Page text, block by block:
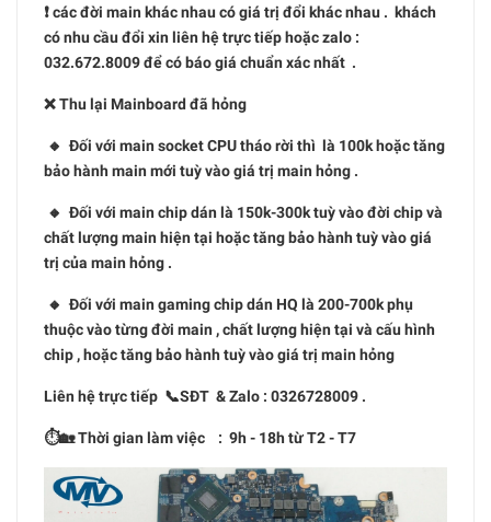
❗️ các đời main khác nhau có giá trị đổi khác nhau . khách
có nhu cầu đổi xin liên hệ trực tiếp hoặc zalo :
032.672.8009 để có báo giá chuẩn xác nhất .
❌ Thu lại Mainboard đã hỏng
🔸 Đối với main socket CPU tháo rời thì là 100k hoặc tăng
bảo hành main mới tuỳ vào giá trị main hỏng .
🔸 Đối với main chip dán là 150k-300k tuỳ vào đời chip và
chất lượng main hiện tại hoặc tăng bảo hành tuỳ vào giá
trị của main hỏng .
🔸 Đối với main gaming chip dán HQ là 200-700k phụ
thuộc vào từng đời main , chất lượng hiện tại và cấu hình
chip , hoặc tăng bảo hành tuỳ vào giá trị main hỏng
Liên hệ trực tiếp 📞SĐT & Zalo : 0326728009 .
⏱🏡 Thời gian làm việc : 9h - 18h từ T2 - T7